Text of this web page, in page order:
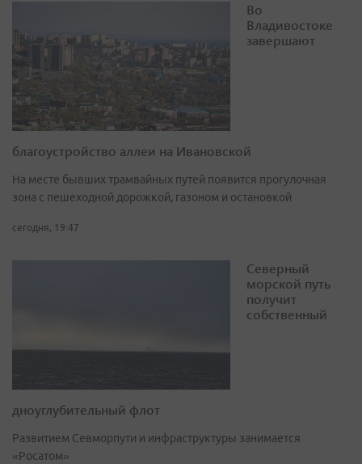
Во
Владивостоке
завершают
благоустройство аллеи на Ивановской
На месте бывших трамвайных путей появится прогулочная
зона с пешеходной дорожкой, газоном и остановкой
сегодня, 19:47
Северный
морской путь
получит
собственный
дноуглубительный флот
Развитием Севморпути и инфраструктуры занимается
«Росатом»